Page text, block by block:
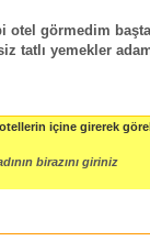
otel görmedim
tatlı yemekler
içine girerek
birazını giriniz